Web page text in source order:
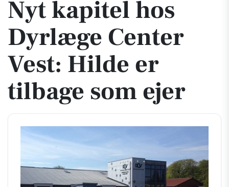
Nyt kapitel hos
Dyrlæge Center
Vest: Hilde er
tilbage som ejer